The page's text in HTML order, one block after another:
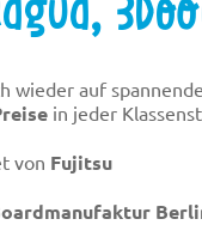
wieder auf
in jeder
von Fujitsu